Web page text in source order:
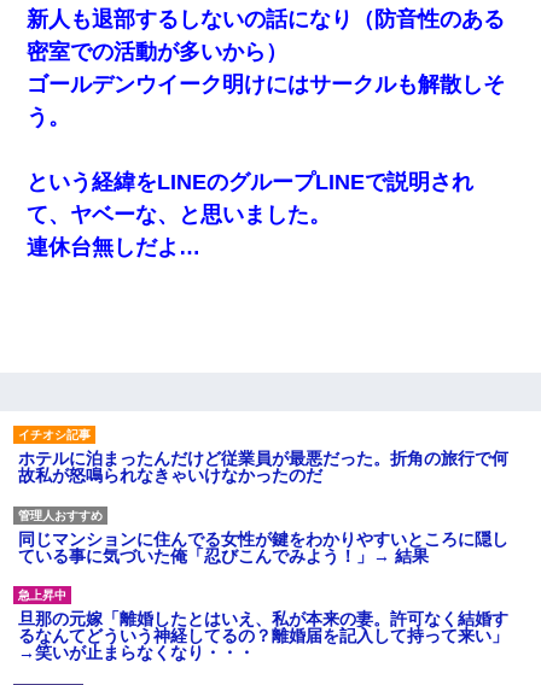
新人も退部するしないの話になり（防音性のある
密室での活動が多いから）
ゴールデンウイーク明けにはサークルも解散しそ
う。
という経緯をLINEのグループLINEで説明され
て、ヤベーな、と思いました。
連休台無しだよ…
ホテルに泊まったんだけど従業員が最悪だった。折角の旅行で何
故私が怒鳴られなきゃいけなかったのだ
同じマンションに住んでる女性が鍵をわかりやすいところに隠し
ている事に気づいた俺「忍びこんでみよう！」→ 結果
旦那の元嫁「離婚したとはいえ、私が本来の妻。許可なく結婚す
るなんてどういう神経してるの？離婚届を記入して持って来い」
→笑いが止まらなくなり・・・